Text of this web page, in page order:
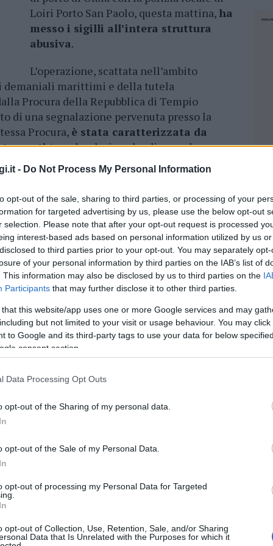
- Do Not Process My Personal Information
opt-out of the sale, sharing to third parties, or processing of your
for targeted advertising by us, please use the below opt-out
selection. Please note that after your opt-out request is processed
interest-based ads based on personal information utilized by us
to third parties prior to your opt-out. You may separately
of your personal information by third parties on the IAB’s list of
This information may also be disclosed by us to third parties on the
Participants that may further disclose it to other third parties.
that this website/app uses one or more Google services and may
but not limited to your visit or usage behaviour. You may
to Google and its third-party tags to use your data for below
consent section.
Data Processing Opt Outs
opt-out of the Sharing of my personal data.
opt-out of the Sale of my Personal Data.
opt-out of processing my Personal Data for Targeted
opt-out of Collection, Use, Retention, Sale, and/or Sharing
Data that Is Unrelated with the Purposes for which it
Loiri Porto San Paolo, questa mattina, ha
messo i sigilli all’intera struttura
abusiva.
L’operazione, scattata nell’ambito
demaniali marittimi e della tutela
Procura della Repubblica di Tempio
di una segnalazione pervenuta presso la
Procura, è stata caratterizzata da
(avvalendosi anche di consulenza
coinvolti nell’operazione stanno cercando
l’incrocio di dati demaniali e permessi a
spiaggia alla libera fruizione dei cittadini.
con vincolo paesaggistico, nonché con
come tale è stata classificata nel piano
proseguiranno nei prossimi giorni,
relativamentead eventuali ipotesi
sequestro e riguardanti illeciti di tipo
.
manifestato
nell’occasione
forte della presenza dello Stato, che la
quotidianamente rafforza rivelandosi
non solo ambientale.“
cliccandoqui